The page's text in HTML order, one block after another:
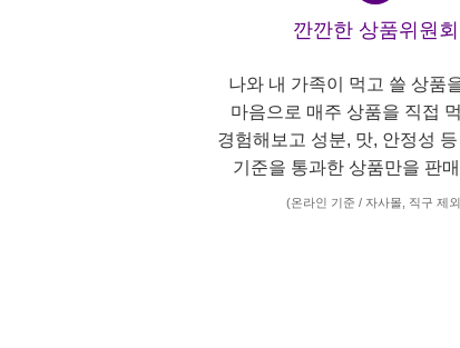
깐깐한 상품위원회
나와 내 가족이 먹고 쓸 상품
마음으로 매주 상품을 직접
경험해보고 성분, 맛, 안정성 등
기준을 통과한 상품만을 판
(온라인 기준 / 자사몰, 직구 제